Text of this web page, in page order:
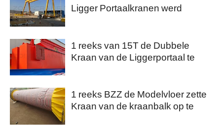
Ligger Portaalkranen werd
1 reeks van 15T de Dubbele
Kraan van de Liggerportaal te
1 reeks BZZ de Modelvloer zette
Kraan van de kraanbalk op te